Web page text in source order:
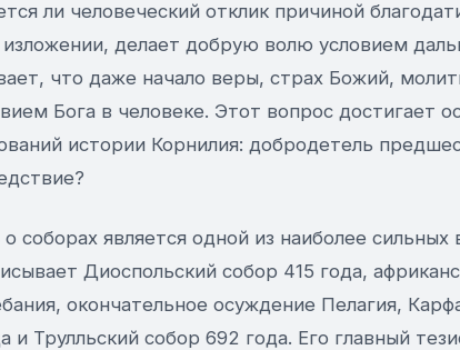
ли человеческий отклик причиной
изложении, делает добрую волю условием
что даже начало веры, страх Божий,
Бога в человеке. Этот вопрос достигает
истории Корнилия: добродетель
соборах является одной из наиболее сильных
Диоспольский собор 415 года,
окончательное осуждение Пелагия,
и Трулльский собор 692 года. Его главный